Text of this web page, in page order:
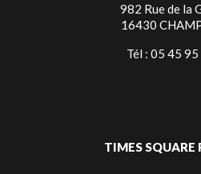
982 Rue de la
16430
Tél : 05 45
TIMES SQUARE